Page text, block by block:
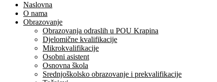
Naslovna
O nama
Obrazovanje
Obrazovanja odraslih u POU Krapina
Djelomične kvalifikacije
Mikrokvalifikacije
Osobni asistent
Osnovna škola
Srednjoškolsko obrazovanje i prekvalifikacije